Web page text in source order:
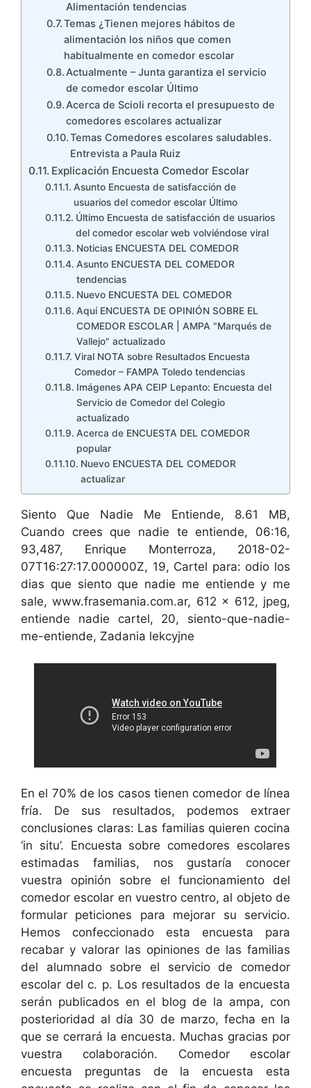
Alimentación tendencias
Temas ¿Tienen mejores hábitos de
alimentación los niños que comen
habitualmente en comedor escolar
Actualmente – Junta garantiza el servicio
de comedor escolar Último
Acerca de Scioli recorta el presupuesto de
comedores escolares actualizar
Temas Comedores escolares saludables.
Entrevista a Paula Ruiz
Explicación Encuesta Comedor Escolar
Asunto Encuesta de satisfacción de
usuarios del comedor escolar Último
Último Encuesta de satisfacción de usuarios
del comedor escolar web volviéndose viral
Noticias ENCUESTA DEL COMEDOR
Asunto ENCUESTA DEL COMEDOR
tendencias
Nuevo ENCUESTA DEL COMEDOR
Aquí ENCUESTA DE OPINIÓN SOBRE EL
COMEDOR ESCOLAR | AMPA "Marqués de
Vallejo" actualizado
Viral NOTA sobre Resultados Encuesta
Comedor – FAMPA Toledo tendencias
Imágenes APA CEIP Lepanto: Encuesta del
Servicio de Comedor del Colegio
actualizado
Acerca de ENCUESTA DEL COMEDOR
popular
Nuevo ENCUESTA DEL COMEDOR
actualizar
Siento Que Nadie Me Entiende, 8.61 MB,
Cuando crees que nadie te entiende, 06:16,
93,487, Enrique Monterroza, 2018-02-
07T16:27:17.000000Z, 19, Cartel para: odio los
dias que siento que nadie me entiende y me
sale, www.frasemania.com.ar, 612 x 612, jpeg,
entiende nadie cartel, 20, siento-que-nadie-
me-entiende, Zadania lekcyjne
En el 70% de los casos tienen comedor de línea
fría. De sus resultados, podemos extraer
conclusiones claras: Las familias quieren cocina
‘in situ’. Encuesta sobre comedores escolares
estimadas familias, nos gustaría conocer
vuestra opinión sobre el funcionamiento del
comedor escolar en vuestro centro, al objeto de
formular peticiones para mejorar su servicio.
Hemos confeccionado esta encuesta para
recabar y valorar las opiniones de las familias
del alumnado sobre el servicio de comedor
escolar del c. p. Los resultados de la encuesta
serán publicados en el blog de la ampa, con
posterioridad al día 30 de marzo, fecha en la
que se cerrará la encuesta. Muchas gracias por
vuestra colaboración. Comedor escolar
encuesta preguntas de la encuesta esta